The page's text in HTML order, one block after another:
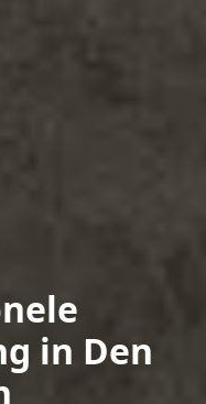
in Den